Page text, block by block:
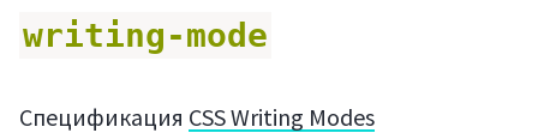
writing-mode
Спецификация CSS Writing Modes